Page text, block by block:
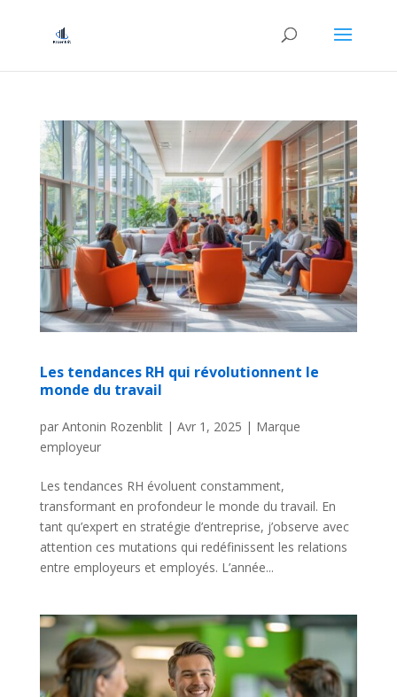
Les tendances RH qui révolutionnent le
monde du travail
par Antonin Rozenblit| Avr 1, 2025 | Marque
employeur
Les tendances RH évoluent constamment,
transformant en profondeur le monde du travail. En
tant qu’expert en stratégie d’entreprise, j’observe avec
attention ces mutations qui redéfinissent les relations
entre employeurs et employés. L’année...